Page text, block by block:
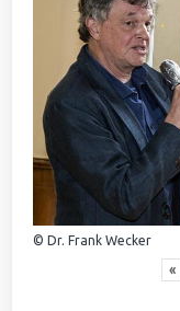
© Dr. Frank Wecker
«